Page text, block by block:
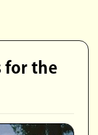
for the